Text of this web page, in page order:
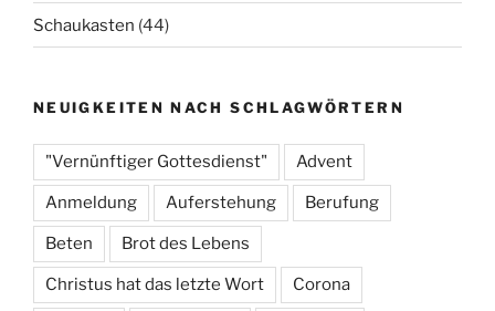
Schaukasten (44)
NEUIGKEITEN NACH SCHLAGWÖRTERN
"Vernünftiger Gottesdienst" Advent
Anmeldung Auferstehung Berufung
Beten Brot des Lebens
Christus hat das letzte Wort Corona